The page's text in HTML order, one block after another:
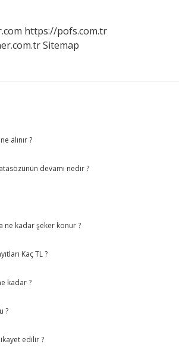
https://pofs.com.tr
Sitemap
alınır ?
devamı nedir ?
ne kadar şeker konur ?
Kaç TL ?
kadar ?
?
edilir ?